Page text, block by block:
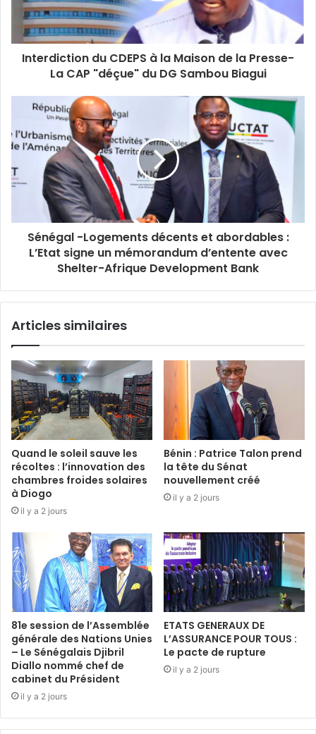
k
n
a
m
Interdiction du CDEPS à la Maison de la Presse-
La CAP "déçue" du DG Sambou Biagui
Sénégal -Logements décents et abordables :
L’Etat signe un mémorandum d’entente avec
Shelter-Afrique Development Bank
Articles similaires
Quand le soleil sauve les
récoltes : l’innovation des
chambres froides solaires
à Diogo
il y a 2 jours
Bénin : Patrice Talon prend
la tête du Sénat
nouvellement créé
il y a 2 jours
81e session de l’Assemblée
générale des Nations Unies
– Le Sénégalais Djibril
Diallo nommé chef de
cabinet du Président
il y a 2 jours
ETATS GENERAUX DE
L’ASSURANCE POUR TOUS :
Le pacte de rupture
il y a 2 jours